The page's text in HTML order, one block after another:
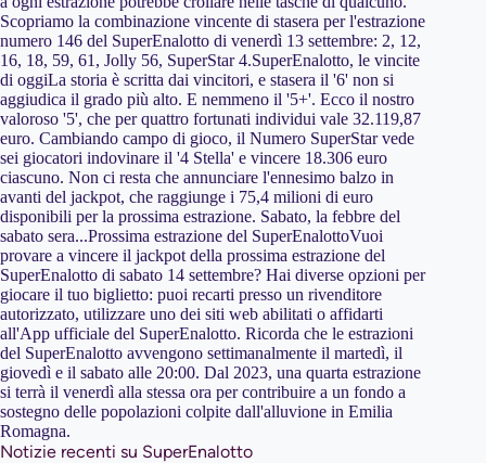
Scopriamo la combinazione vincente di stasera per l'estrazione
numero 146 del SuperEnalotto di venerdì 13 settembre: 2, 12,
16, 18, 59, 61, Jolly 56, SuperStar 4.SuperEnalotto, le vincite
di oggiLa storia è scritta dai vincitori, e stasera il '6' non si
aggiudica il grado più alto. E nemmeno il '5+'. Ecco il nostro
valoroso '5', che per quattro fortunati individui vale 32.119,87
euro. Cambiando campo di gioco, il Numero SuperStar vede
sei giocatori indovinare il '4 Stella' e vincere 18.306 euro
ciascuno. Non ci resta che annunciare l'ennesimo balzo in
avanti del jackpot, che raggiunge i 75,4 milioni di euro
disponibili per la prossima estrazione. Sabato, la febbre del
sabato sera...Prossima estrazione del SuperEnalottoVuoi
provare a vincere il jackpot della prossima estrazione del
SuperEnalotto di sabato 14 settembre? Hai diverse opzioni per
giocare il tuo biglietto: puoi recarti presso un rivenditore
autorizzato, utilizzare uno dei siti web abilitati o affidarti
all'App ufficiale del SuperEnalotto. Ricorda che le estrazioni
del SuperEnalotto avvengono settimanalmente il martedì, il
giovedì e il sabato alle 20:00. Dal 2023, una quarta estrazione
si terrà il venerdì alla stessa ora per contribuire a un fondo a
sostegno delle popolazioni colpite dall'alluvione in Emilia
Romagna.
Notizie recenti su SuperEnalotto